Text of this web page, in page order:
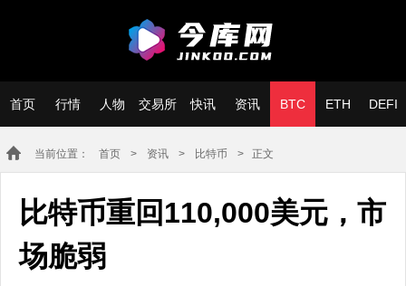
首页 行情 人物 交易所 快讯 资讯 BTC ETH DEFI
当前位置： 首页 > 资讯 > 比特币 > 正文
比特币重回110,000美元，市
场脆弱